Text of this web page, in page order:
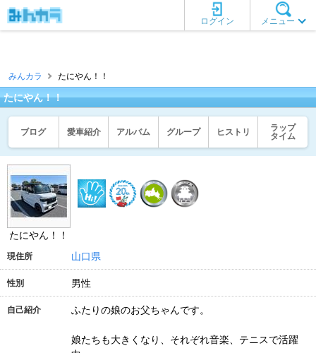
メニュー
ログイン
みんカラ たにやん！！
たにやん！！
ブログ 愛車紹介 アルバム グループ ヒストリ
ラップ
タイム
たにやん！！
現住所 山口県
性別 男性
自己紹介 ふたりの娘のお父ちゃんです。
娘たちも大きくなり、それぞれ音楽、テニスで活躍